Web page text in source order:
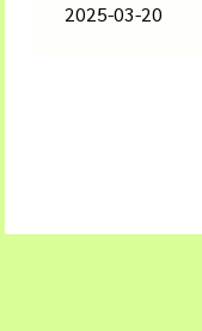
2025-03-20